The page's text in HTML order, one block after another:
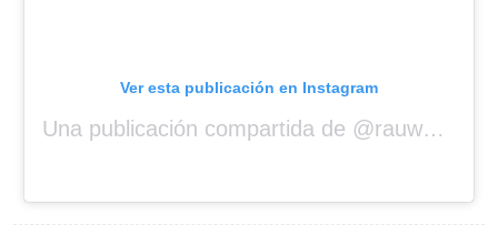
Ver esta publicación en Instagram
Una publicación compartida de @rauwalejandro